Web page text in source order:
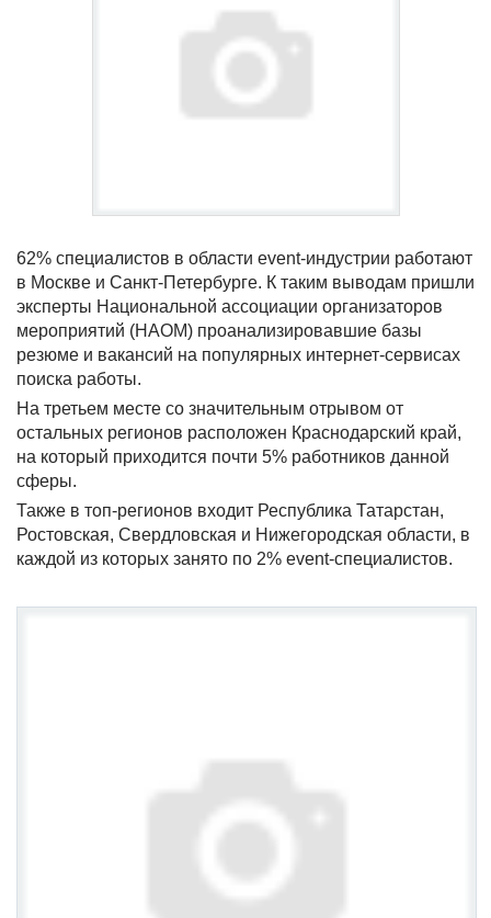
62% специалистов в области event-индустрии работают
в Москве и Санкт-Петербурге. К таким выводам пришли
эксперты Национальной ассоциации организаторов
мероприятий (НАОМ) проанализировавшие базы
резюме и вакансий на популярных интернет-сервисах
поиска работы.
На третьем месте со значительным отрывом от
остальных регионов расположен Краснодарский край,
на который приходится почти 5% работников данной
сферы.
Также в топ-регионов входит Республика Татарстан,
Ростовская, Свердловская и Нижегородская области, в
каждой из которых занято по 2% event-специалистов.